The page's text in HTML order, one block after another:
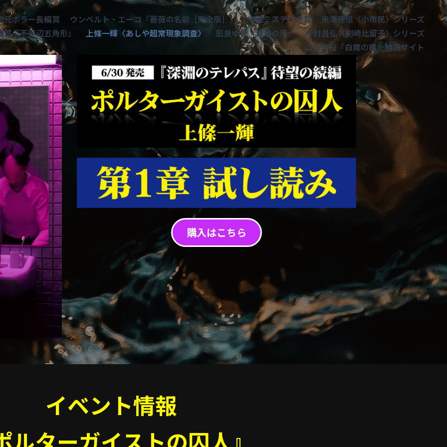
元ホラー長編賞 ウンベルト・エーコ『薔薇の名前［完全版］』 学園ミステリ大賞
米澤穂信〈小市民〉シリーズ
郎『不等辺五角形』
上條一輝〈あしや超常現象調査〉 凪良ゆう『流浪の月』
今村昌弘〈剣崎比留子〉シリーズ
山口未桜『白魔の檻』特設サイト
購入はこちら
イベント情報